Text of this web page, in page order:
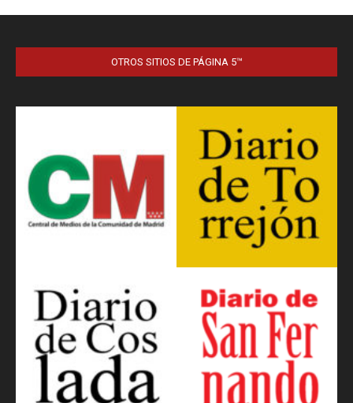
OTROS SITIOS DE PÁGINA 5™